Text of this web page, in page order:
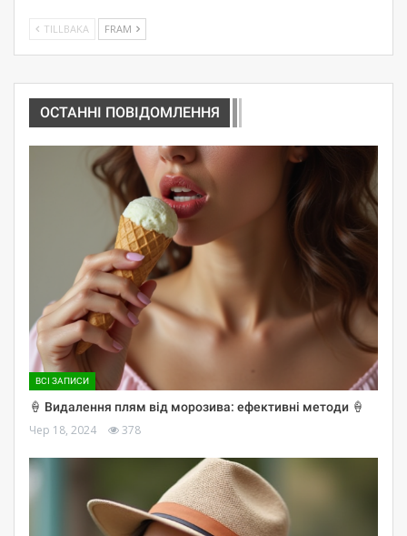
TILLBAKA FRAM
ОСТАННІ ПОВІДОМЛЕННЯ
ВСІ ЗАПИСИ
🍦 Видалення плям від морозива: ефективні методи 🍦
Чер 18, 2024 378